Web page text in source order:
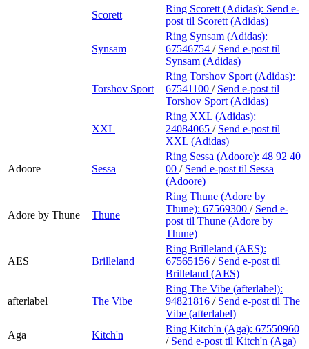
Scorett
Ring Scorett (Adidas): Send e-
post til Scorett (Adidas)
Synsam
Ring Synsam (Adidas):
67546754 / Send e-post til
Synsam (Adidas)
Torshov Sport
Ring Torshov Sport (Adidas):
67541100 / Send e-post til
Torshov Sport (Adidas)
XXL
Ring XXL (Adidas):
24084065 / Send e-post til
XXL (Adidas)
Adoore Sessa
Ring Sessa (Adoore): 48 92 40
00 / Send e-post til Sessa
(Adoore)
Adore by Thune Thune
Ring Thune (Adore by
Thune): 67569300 / Send e-
post til Thune (Adore by
Thune)
AES Brilleland
Ring Brilleland (AES):
67565156 / Send e-post til
Brilleland (AES)
afterlabel The Vibe
Ring The Vibe (afterlabel):
94821816 / Send e-post til The
Vibe (afterlabel)
Aga
Kitch'n
Ring Kitch'n (Aga): 67550960
/ Send e-post til Kitch'n (Aga)